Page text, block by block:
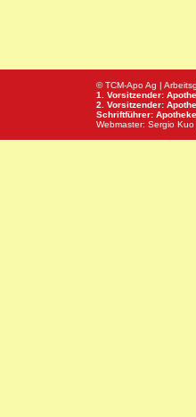
© TCM-Apo Ag |
1. Vorsitzender:
2. Vorsitzender:
Schriftführer:
Webmaster: Sergio Kuo